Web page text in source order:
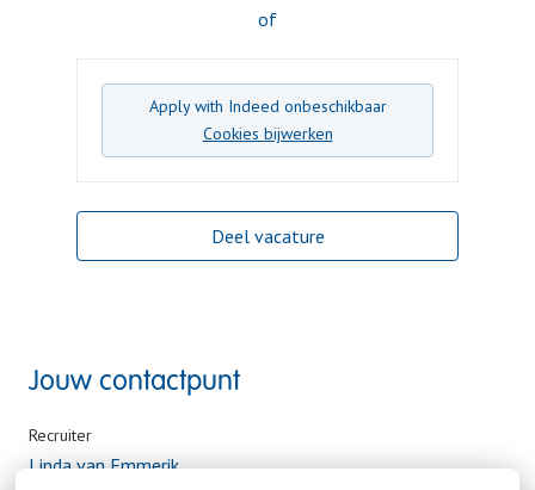
of
Apply with Indeed onbeschikbaar
Cookies bijwerken
Deel vacature
Jouw contactpunt
Recruiter
Linda van Emmerik